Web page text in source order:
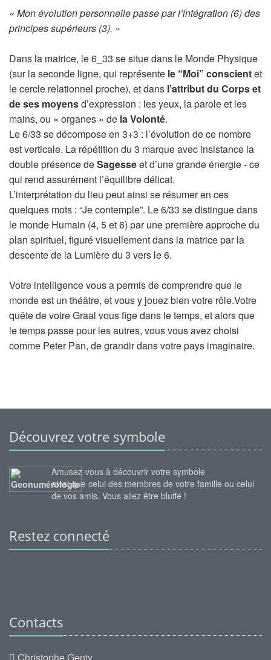
« Mon évolution personnelle passe par l’intégration (6) des
principes supérieurs (3). »
Dans la matrice, le 6_33 se situe dans le Monde Physique
(sur la seconde ligne, qui représente le “Moi” conscientet
le cercle relationnel proche), et dans l’attribut du Corps et
de ses moyensd’expression : les yeux, la parole et les
mains, ou « organes » de la Volonté.
Le 6/33 se décompose en 3+3 : l’évolution de ce nombre
est verticale. La répétition du 3 marque avec insistance la
double présence deSagesseet d’une grande énergie - ce
qui rend assurément l’équilibre délicat.
L’interprétation du lieu peut ainsi se résumer en ces
quelques mots : “Je contemple”. Le 6/33 se distingue dans
le monde Humain (4, 5 et 6) par une première approche du
plan spirituel, figuré visuellement dans la matrice par la
descente de la Lumière du 3 vers le 6.
Votre intelligence vous a permis de comprendre que le
monde est un théâtre, et vous y jouez bien votre rôle.Votre
quête de votre Graal vous fige dans le temps, et alors que
le temps passe pour les autres, vous vous avez choisi
comme Peter Pan, de grandir dans votre pays imaginaire.
Découvrez votre symbole
Amusez-vous à découvrir votre symbole
ainsi que celui des membres de votre famille ou celui
de vos amis. Vous allez être bluffé !
Restez connecté
Contacts